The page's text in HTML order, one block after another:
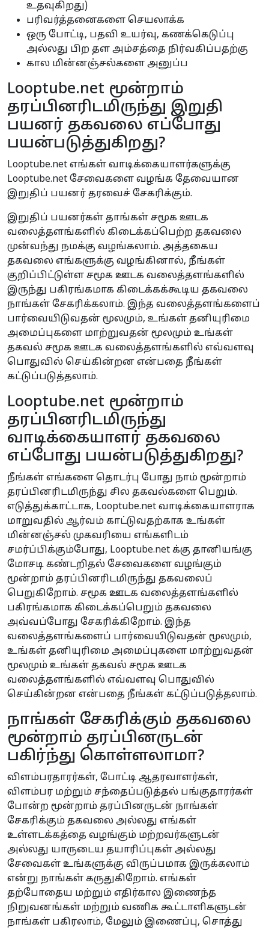
உதவுகிறது)
பரிவர்த்தனைகளை செயலாக்க
ஒரு போட்டி, பதவி உயர்வு, கணக்கெடுப்பு
அல்லது பிற தள அம்சத்தை நிர்வகிப்பதற்கு
கால மின்னஞ்சல்களை அனுப்ப
Looptube.net மூன்றாம்
தரப்பினரிடமிருந்து இறுதி
பயனர் தகவலை எப்போது
பயன்படுத்துகிறது?
Looptube.net எங்கள் வாடிக்கையாளர்களுக்கு
Looptube.net சேவைகளை வழங்க தேவையான
இறுதிப் பயனர் தரவைச் சேகரிக்கும்.
இறுதிப் பயனர்கள் தாங்கள் சமூக ஊடக
வலைத்தளங்களில் கிடைக்கப்பெற்ற தகவலை
முன்வந்து நமக்கு வழங்கலாம். அத்தகைய
தகவலை எங்களுக்கு வழங்கினால், நீங்கள்
குறிப்பிட்டுள்ள சமூக ஊடக வலைத்தளங்களில்
இருந்து பகிரங்கமாக கிடைக்கக்கூடிய தகவலை
நாங்கள் சேகரிக்கலாம். இந்த வலைத்தளங்களைப்
பார்வையிடுவதன் மூலமும், உங்கள் தனியுரிமை
அமைப்புகளை மாற்றுவதன் மூலமும் உங்கள்
தகவல் சமூக ஊடக வலைத்தளங்களில் எவ்வளவு
பொதுவில் செய்கின்றன என்பதை நீங்கள்
கட்டுப்படுத்தலாம்.
Looptube.net மூன்றாம்
தரப்பினரிடமிருந்து
வாடிக்கையாளர் தகவலை
எப்போது பயன்படுத்துகிறது?
நீங்கள் எங்களை தொடர்பு போது நாம் மூன்றாம்
தரப்பினரிடமிருந்து சில தகவல்களை பெறும்.
எடுத்துக்காட்டாக, Looptube.net வாடிக்கையாளராக
மாறுவதில் ஆர்வம் காட்டுவதற்காக உங்கள்
மின்னஞ்சல் முகவரியை எங்களிடம்
சமர்ப்பிக்கும்போது, Looptube.net க்கு தானியங்கு
மோசடி கண்டறிதல் சேவைகளை வழங்கும்
மூன்றாம் தரப்பினரிடமிருந்து தகவலைப்
பெறுகிறோம். சமூக ஊடக வலைத்தளங்களில்
பகிரங்கமாக கிடைக்கப்பெறும் தகவலை
அவ்வப்போது சேகரிக்கிறோம். இந்த
வலைத்தளங்களைப் பார்வையிடுவதன் மூலமும்,
உங்கள் தனியுரிமை அமைப்புகளை மாற்றுவதன்
மூலமும் உங்கள் தகவல் சமூக ஊடக
வலைத்தளங்களில் எவ்வளவு பொதுவில்
செய்கின்றன என்பதை நீங்கள் கட்டுப்படுத்தலாம்.
நாங்கள் சேகரிக்கும் தகவலை
மூன்றாம் தரப்பினருடன்
பகிர்ந்து கொள்ளலாமா?
விளம்பரதாரர்கள், போட்டி ஆதரவாளர்கள்,
விளம்பர மற்றும் சந்தைப்படுத்தல் பங்குதாரர்கள்
போன்ற மூன்றாம் தரப்பினருடன் நாங்கள்
சேகரிக்கும் தகவலை அல்லது எங்கள்
உள்ளடக்கத்தை வழங்கும் மற்றவர்களுடன்
அல்லது யாருடைய தயாரிப்புகள் அல்லது
சேவைகள் உங்களுக்கு விருப்பமாக இருக்கலாம்
என்று நாங்கள் கருதுகிறோம். எங்கள்
தற்போதைய மற்றும் எதிர்கால இணைந்த
நிறுவனங்கள் மற்றும் வணிக கூட்டாளிகளுடன்
நாங்கள் பகிரலாம், மேலும் இணைப்பு, சொத்து